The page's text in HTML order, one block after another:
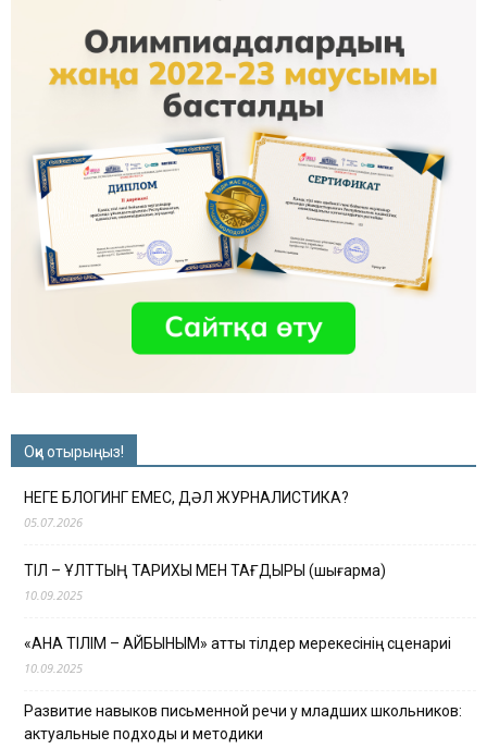
Оқи отырыңыз!
НЕГЕ БЛОГИНГ ЕМЕС, ДӘЛ ЖУРНАЛИСТИКА?
05.07.2026
ТІЛ – ҰЛТТЫҢ ТАРИХЫ МЕН ТАҒДЫРЫ (шығарма)
10.09.2025
«АНА ТІЛІМ – АЙБЫНЫМ» атты тілдер мерекесінің сценариі
10.09.2025
Развитие навыков письменной речи у младших школьников:
актуальные подходы и методики